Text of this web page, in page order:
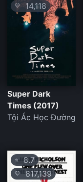
💛 14,118
Super Dark
Times (2017)
Tội Ác Học Đường
⭐8.7
💛817,139